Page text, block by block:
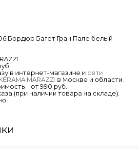
Бордюр Багет Гран Пале белый
в интернет-магазине и сети
MARAZZI в Москве и области.
– от 990 руб.
(при наличии товара на складе).